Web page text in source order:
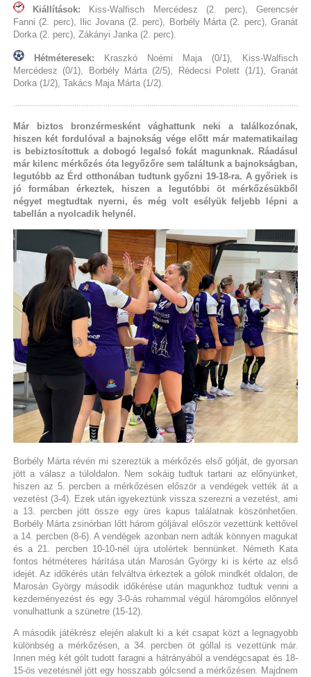
Kiállítások:
Kiss-Walfisch Mercédesz (2. perc), Gerencsér
Fanni (2. perc), Ilic Jovana (2. perc), Borbély Márta (2. perc), Granát
Dorka (2. perc), Zákányi Janka (2. perc).
Hétméteresek:
Kraszkó Noémi Maja (0/1), Kiss-Walfisch
Mercédesz (0/1), Borbély Márta (2/5), Rédecsi Polett (1/1), Granát
Dorka (1/2), Takács Maja Márta (1/2).
Már biztos bronzérmesként vághattunk neki a találkozónak,
hiszen két fordulóval a bajnokság vége előtt már matematikailag
is bebiztosítottuk a dobogó legalsó fokát magunknak. Ráadásul
már kilenc mérkőzés óta legyőzőre sem találtunk a bajnokságban,
legutóbb az Érd otthonában tudtunk győzni 19-18-ra. A győriek is
jó formában érkeztek, hiszen a legutóbbi öt mérkőzésükből
négyet megtudtak nyerni, és még volt esélyük feljebb lépni a
tabellán a nyolcadik helynél.
Borbély Márta révén mi szereztük a mérkőzés első gólját, de gyorsan
jött a válasz a túloldalon. Nem sokáig tudtuk tartani az előnyünket,
hiszen az 5. percben a mérkőzésen először a vendégek vették át a
vezetést (3-4). Ezek után igyekeztünk vissza szerezni a vezetést, ami
a 13. percben jött össze egy üres kapus találatnak köszönhetően.
Borbély Márta zsinórban lőtt három góljával először vezettünk kettővel
a 14. percben (8-6). A vendégek azonban nem adták könnyen magukat
és a 21. percben 10-10-nél újra utolértek bennünket. Németh Kata
fontos hétméteres hárítása után Marosán György ki is kérte az első
idejét. Az időkérés után felváltva érkeztek a gólok mindkét oldalon, de
Marosán György második időkérése után magunkhoz tudtuk venni a
kezdeményezést és egy 3-0-ás rohammal végül háromgólos előnnyel
vonulhattunk a szünetre (15-12).
A második játékrész elején alakult ki a két csapat közt a legnagyobb
különbség a mérkőzésen, a 34. percben öt góllal is vezettünk már.
Innen még két gólt tudott faragni a hátrányából a vendégcsapat és 18-
15-ös vezetésnél jött egy hosszabb gólcsend a mérkőzésen. Majdnem